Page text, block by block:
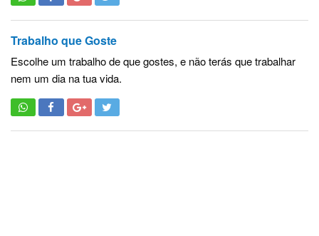
Trabalho que Goste
Escolhe um trabalho de que gostes, e não terás que trabalhar
nem um dia na tua vida.